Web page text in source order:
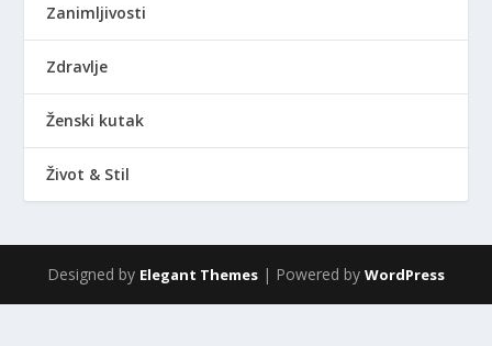
Zanimljivosti
Zdravlje
Ženski kutak
Život & Stil
Designed by Elegant Themes | Powered by WordPress